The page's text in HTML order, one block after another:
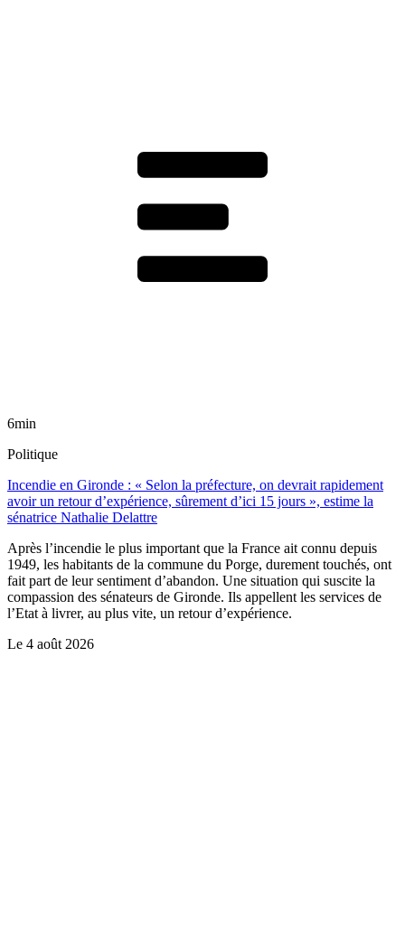
6min
Politique
Incendie en Gironde : « Selon la préfecture, on devrait rapidement
avoir un retour d’expérience, sûrement d’ici 15 jours », estime la
sénatrice Nathalie Delattre
Après l’incendie le plus important que la France ait connu depuis
1949, les habitants de la commune du Porge, durement touchés, ont
fait part de leur sentiment d’abandon. Une situation qui suscite la
compassion des sénateurs de Gironde. Ils appellent les services de
l’Etat à livrer, au plus vite, un retour d’expérience.
Le 4 août 2026